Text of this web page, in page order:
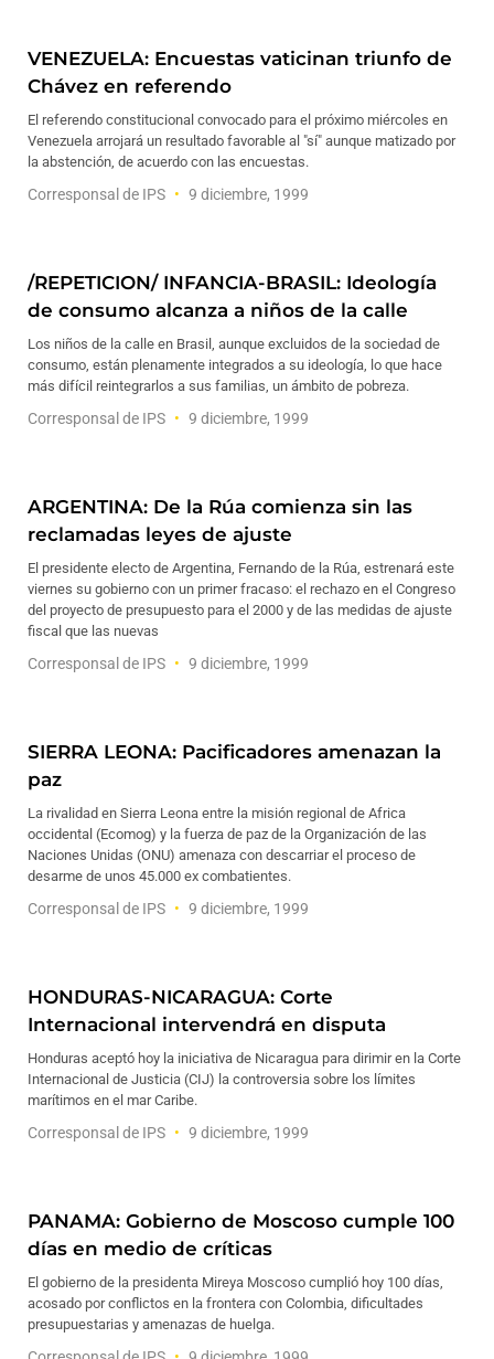
VENEZUELA: Encuestas vaticinan triunfo de
Chávez en referendo
El referendo constitucional convocado para el próximo miércoles en
Venezuela arrojará un resultado favorable al "sí" aunque matizado por
la abstención, de acuerdo con las encuestas.
Corresponsal de IPS 9 diciembre, 1999
/REPETICION/ INFANCIA-BRASIL: Ideología
de consumo alcanza a niños de la calle
Los niños de la calle en Brasil, aunque excluidos de la sociedad de
consumo, están plenamente integrados a su ideología, lo que hace
más difícil reintegrarlos a sus familias, un ámbito de pobreza.
Corresponsal de IPS 9 diciembre, 1999
ARGENTINA: De la Rúa comienza sin las
reclamadas leyes de ajuste
El presidente electo de Argentina, Fernando de la Rúa, estrenará este
viernes su gobierno con un primer fracaso: el rechazo en el Congreso
del proyecto de presupuesto para el 2000 y de las medidas de ajuste
fiscal que las nuevas
Corresponsal de IPS 9 diciembre, 1999
SIERRA LEONA: Pacificadores amenazan la
paz
La rivalidad en Sierra Leona entre la misión regional de Africa
occidental (Ecomog) y la fuerza de paz de la Organización de las
Naciones Unidas (ONU) amenaza con descarriar el proceso de
desarme de unos 45.000 ex combatientes.
Corresponsal de IPS 9 diciembre, 1999
HONDURAS-NICARAGUA: Corte
Internacional intervendrá en disputa
Honduras aceptó hoy la iniciativa de Nicaragua para dirimir en la Corte
Internacional de Justicia (CIJ) la controversia sobre los límites
marítimos en el mar Caribe.
Corresponsal de IPS 9 diciembre, 1999
PANAMA: Gobierno de Moscoso cumple 100
días en medio de críticas
El gobierno de la presidenta Mireya Moscoso cumplió hoy 100 días,
acosado por conflictos en la frontera con Colombia, dificultades
presupuestarias y amenazas de huelga.